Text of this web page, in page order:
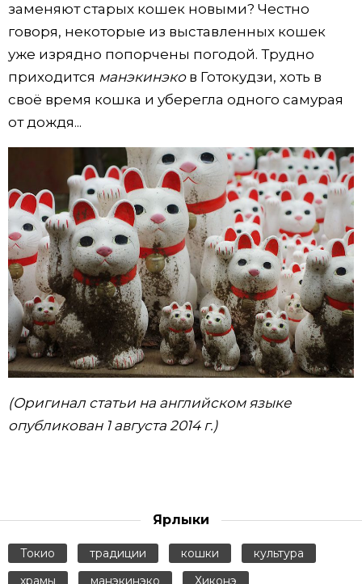
заменяют старых кошек новыми? Честно
говоря, некоторые из выставленных кошек
уже изрядно попорчены погодой. Трудно
приходится манэкинэков Готокудзи, хоть в
своё время кошка и уберегла одного самурая
от дождя...
(Оригинал статьи на английском языке
опубликован 1 августа 2014 г.)
Ярлыки
Токио традиции кошки
культура